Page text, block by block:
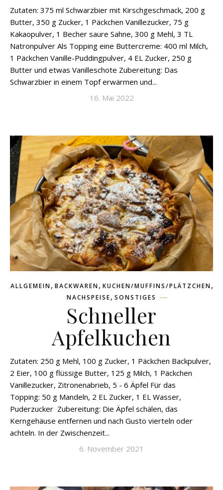
Zutaten: 375 ml Schwarzbier mit Kirschgeschmack, 200 g
Butter, 350 g Zucker, 1 Päckchen Vanillezucker, 75 g
Kakaopulver, 1 Becher saure Sahne, 300 g Mehl, 3 TL
Natronpulver Als Topping eine Buttercreme: 400 ml Milch,
1 Päckchen Vanille-Puddingpulver, 4 EL Zucker, 250 g
Butter und etwas Vanilleschote Zubereitung: Das
Schwarzbier in einem Topf erwärmen und...
16. Mai 2022
ALLGEMEIN, BACKWAREN, KUCHEN/MUFFINS/PLÄTZCHEN,
NACHSPEISE, SONSTIGES
Schneller
Apfelkuchen
Zutaten: 250 g Mehl, 100 g Zucker, 1 Päckchen Backpulver,
2 Eier, 100 g flüssige Butter, 125 g Milch, 1 Päckchen
Vanillezucker, Zitronenabrieb, 5 - 6 Äpfel Für das
Topping: 50 g Mandeln, 2 EL Zucker, 1 EL Wasser,
Puderzucker Zubereitung: Die Äpfel schälen, das
Kerngehäuse entfernen und nach Gusto vierteln oder
achteln. In der Zwischenzeit...
6. November 2021